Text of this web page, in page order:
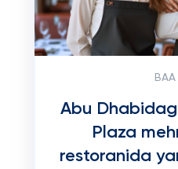
BAA
Abu
Plaza
restoranida